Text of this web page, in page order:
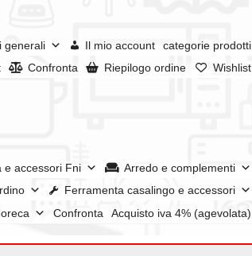
generali Il mio account
categorie prodotti
Confronta Riepilogo ordine Wishlist
e accessori Fni
Arredo e complementi
Ferramenta casalingo e accessori
Confronta Acquisto iva 4% (agevolata)
I nostri negoziRiepilogo ordine